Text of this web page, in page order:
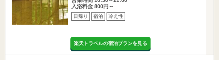
入浴料金 800円～
日帰り 宿泊 冷え性
楽天トラベルの宿泊プランを見る